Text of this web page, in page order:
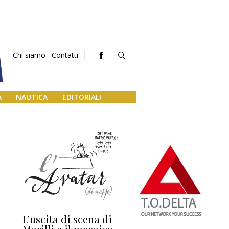
Chi siamo Contatti
NAUTICA EDITORIALI
L’uscita di scena di Darsena a Europa,